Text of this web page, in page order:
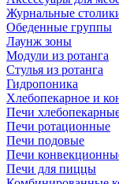
Журнальные
Обеденные группы
Лаунж зоны
Модули из ротанга
Стулья из ротанга
Гидропоника
Хлебопекарное и
Печи
Печи ротационные
Печи подовые
Печи
Печи для пиццы